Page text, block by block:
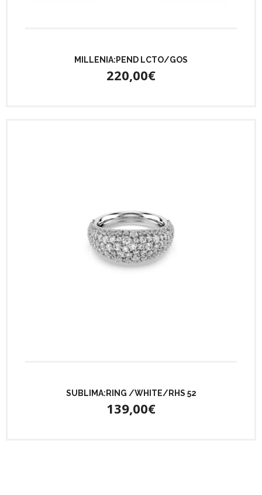
MILLENIA:PEND LCTO/GOS
220,00€
SUBLIMA:RING /WHITE/RHS 52
139,00€